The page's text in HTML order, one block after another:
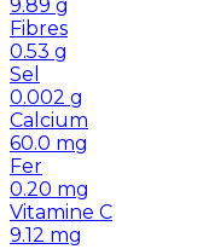
9.89 g
Fibres
0.53 g
Sel
0.002 g
Calcium
60.0 mg
Fer
0.20 mg
Vitamine C
9.12 mg